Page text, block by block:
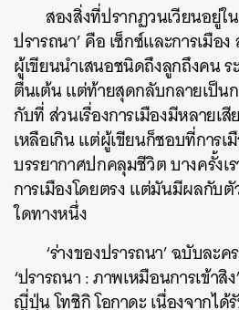
สองสิ่งที่ปรากฏวนเวียนอยู่ใ
ปรารถนา’ คือ เซ็กซ์และการเมือ
ผู้เขียนนำเสนอชนิดถึงลูกถึงคน ร
ตื่นเต้น แต่ท้ายสุดกลับกลายเป็น
กับที่ ส่วนเรื่องการเมืองมีหลายเ
เหลือเกิน แต่ผู้เขียนก็ชอบที่การเ
บรรยากาศปกคลุมชีวิต บางครั้งเ
การเมืองโดยตรง แต่มันมีผลกับตั
ใดทางหนึ่ง
‘ร่างของปรารถนา’ ฉบับละ
‘ปรารถนา : ภาพเหมือนการเข้าสิ
ญี่ปุ่น โทชิกิ โอกาดะ เนื่องจากไ